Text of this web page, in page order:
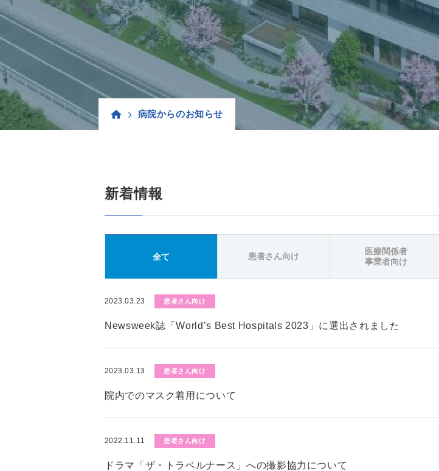
病院からのお知らせ
新着情報
全て 患者さん向け
医療関係者
事業者向け
2023.03.23 患者さん向け
Newsweek誌「World’s Best Hospitals 2023」に選出されました
2023.03.13 患者さん向け
院内でのマスク着用について
2022.11.11 患者さん向け
ドラマ「ザ・トラベルナース」への撮影協力について